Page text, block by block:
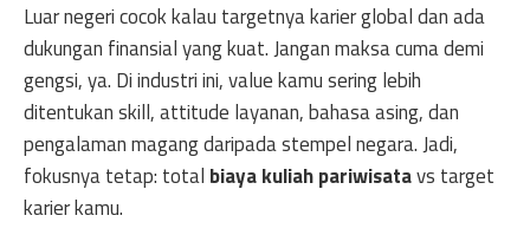
Luar negeri cocok kalau targetnya karier global dan ada
dukungan finansial yang kuat. Jangan maksa cuma demi
gengsi, ya. Di industri ini, value kamu sering lebih
ditentukan skill, attitude layanan, bahasa asing, dan
pengalaman magang daripada stempel negara. Jadi,
fokusnya tetap: total biaya kuliah pariwisatavs target
karier kamu.